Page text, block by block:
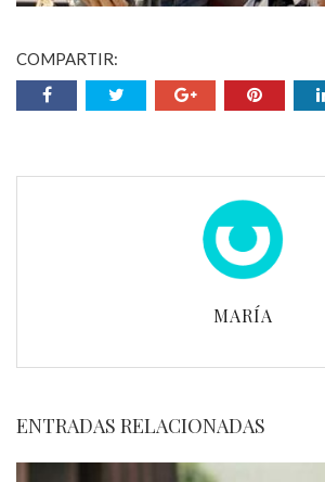
COMPARTIR:
MARÍA
ENTRADAS RELACIONADAS